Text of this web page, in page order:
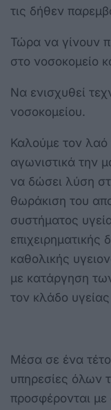
τις δήθεν
Τώρα να γίνουν
στο νοσοκομείο
Να ενισχυθεί
νοσοκομείου.
Καλούμε τον λαό
αγωνιστικά την
να δώσει λύση
θωράκιση του
συστήματος
καθολικής
με κατάργηση
τον κλάδο υγείας
Μέσα σε ένα
υπηρεσίες όλων
προσφέρονται με